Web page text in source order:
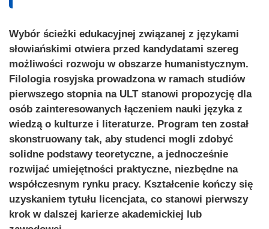
Wybór ścieżki edukacyjnej związanej z językami
słowiańskimi otwiera przed kandydatami szereg
możliwości rozwoju w obszarze humanistycznym.
Filologia rosyjska prowadzona w ramach studiów
pierwszego stopnia na ULT stanowi propozycję dla
osób zainteresowanych łączeniem nauki języka z
wiedzą o kulturze i literaturze. Program ten został
skonstruowany tak, aby studenci mogli zdobyć
solidne podstawy teoretyczne, a jednocześnie
rozwijać umiejętności praktyczne, niezbędne na
współczesnym rynku pracy. Kształcenie kończy się
uzyskaniem tytułu licencjata, co stanowi pierwszy
krok w dalszej karierze akademickiej lub